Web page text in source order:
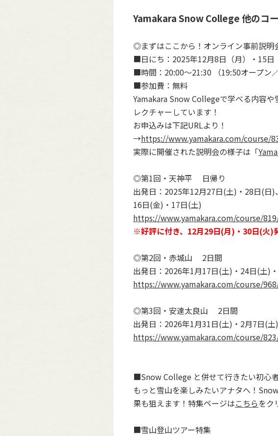
Yamakara Snow College 他のコ
◎まずはここから！オンライン事前説明
■日にち：2025年12月8日（月）・15日
■時間：20:00～21:30 （19:50オープン
■参加費：無料
Yamakara Snow Collegeで学べる内容
レクチャーしています！
お申込みは下記URLより！
→https://www.yamakara.com/course/
実際に開催された説明会の様子は「
◎第1回・天神平 日帰り
出発日：2025年12月27日(土)・28日(日
16日(金)・17日(土)
https://www.yamakara.com/course/
※好評に付き、12月29日(月)・30日(火)
◎第2回・赤城山 2日間
出発日：2026年1月17日(土)・24日(土)
https://www.yamakara.com/course/
◎第3回・安達太良山 2日間
出発日：2026年1月31日(土)・2月7日(
https://www.yamakara.com/course/
■Snow College と併せて行きたい初心
もっと雪山を楽しみたいアナタへ！
果も狙えます！特集ページはこちらをク
■雪山登山ツアー特集
1: